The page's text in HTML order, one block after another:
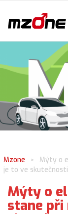
Mzone >
Mýty o
je to ve
Mýty o
stane při